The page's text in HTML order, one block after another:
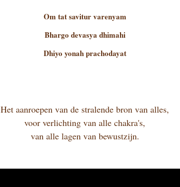
Om tat savitur varenyam
Bhargo devasya dhimahi
Dhiyo yonah prachodayat
Het aanroepen van de stralende bron van alles,
voor verlichting van alle chakra's,
van alle lagen van bewustzijn.